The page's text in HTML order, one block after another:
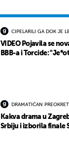
CIPELARILI GA DOK JE
VIDEO Pojavila se
BBB-a i Torcide:
DRAMATIČAN PREOKRET
Kakva drama u
Srbiju i izborila finale